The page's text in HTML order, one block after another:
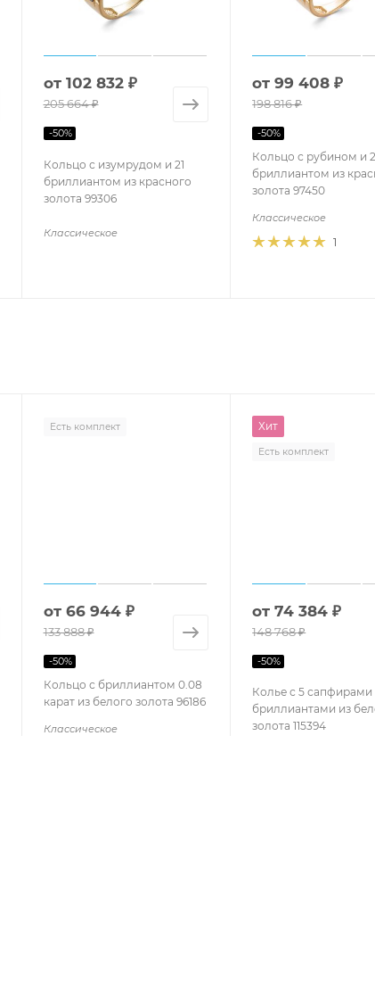
Кольцо с изумрудом и 21
бриллиантом из красного
золота 99306
Классическое
от 102 832 ₽
205 664 ₽
-50%
1
Кольцо с рубином и
бриллиантом из
золота 97450
Классическое
от99 408 ₽
198 816 ₽
-50%
Есть комплект
Кольцо с бриллиантом 0.08
карат из белого золота 96186
Классическое
от 66 944 ₽
133 888 ₽
-50%
Хит
Есть комплект
Колье с 5 сапфирами
бриллиантами из
золота 115394
от74 384 ₽
148 768 ₽
-50%